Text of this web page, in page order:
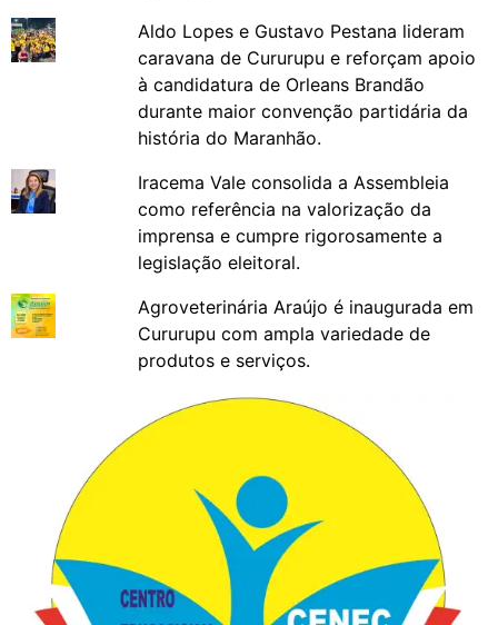
Aldo Lopes e Gustavo Pestana lideram
caravana de Cururupu e reforçam apoio
à candidatura de Orleans Brandão
durante maior convenção partidária da
história do Maranhão.
Iracema Vale consolida a Assembleia
como referência na valorização da
imprensa e cumpre rigorosamente a
legislação eleitoral.
Agroveterinária Araújo é inaugurada em
Cururupu com ampla variedade de
produtos e serviços.